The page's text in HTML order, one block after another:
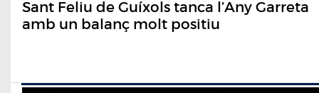
Sant Feliu de Guíxols tanca l’Any Garreta
amb un balanç molt positiu